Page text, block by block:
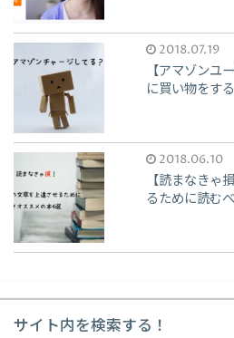
2018.07.19
【アマゾンユ
に買い物をす
2018.06.10
【読まなきゃ
るために読む
サイト内を検索する！